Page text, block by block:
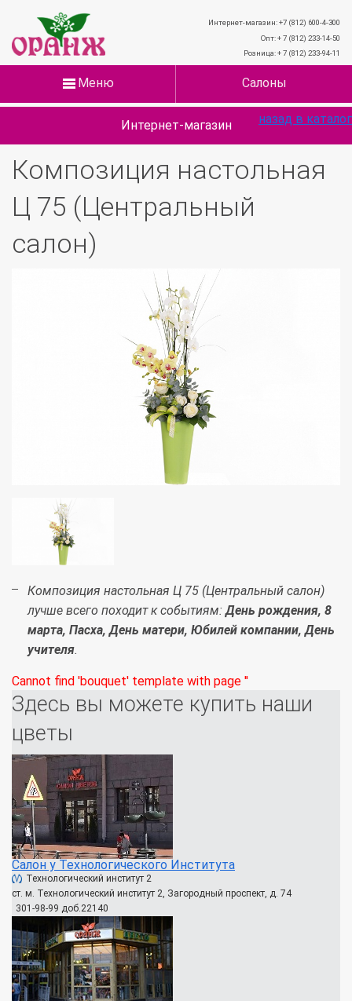
Интернет-магазин: +7 (812) 600-4-300
Опт: + 7 (812) 233-14-50
Розница: + 7 (812) 233-94-11
Меню Салоны
Интернет-магазин
Композиция настольная
Ц 75 (Центральный
салон)
назад в каталог
Композиция настольная Ц 75 (Центральный салон)
лучше всего походит к событиям:День рождения, 8
марта, Пасха, День матери, Юбилей компании, День
учителя.
Cannot find 'bouquet' template with page ''
Здесь вы можете купить наши
цветы
Салон у Технологического Института
Технологический институт 2
ст. м. Технологический институт 2, Загородный проспект, д. 74
301-98-99 доб.22140